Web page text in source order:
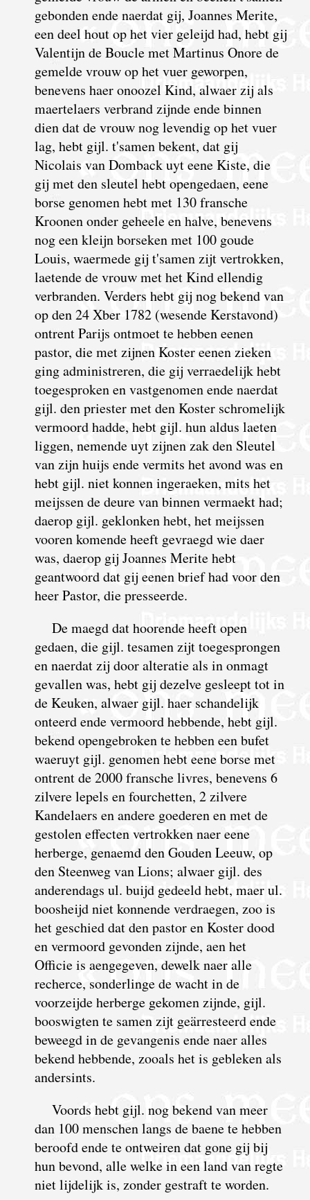
gebonden ende naerdat gij, Joannes Merite,
een deel hout op het vier geleijd had, hebt gij
Valentijn de Boucle met Martinus Onore de
gemelde vrouw op het vuer geworpen,
benevens haer onoozel Kind, alwaer zij als
maertelaers verbrand zijnde ende binnen
dien dat de vrouw nog levendig op het vuer
lag, hebt gijl. t'samen bekent, dat gij
Nicolais van Domback uyt eene Kiste, die
gij met den sleutel hebt opengedaen, eene
borse genomen hebt met 130 fransche
Kroonen onder geheele en halve, benevens
nog een kleijn borseken met 100 goude
Louis, waermede gij t'samen zijt vertrokken,
laetende de vrouw met het Kind ellendig
verbranden. Verders hebt gij nog bekend van
op den 24 Xber 1782 (wesende Kerstavond)
ontrent Parijs ontmoet te hebben eenen
pastor, die met zijnen Koster eenen zieken
ging administreren, die gij verraedelijk hebt
toegesproken en vastgenomen ende naerdat
gijl. den priester met den Koster schromelijk
vermoord hadde, hebt gijl. hun aldus laeten
liggen, nemende uyt zijnen zak den Sleutel
van zijn huijs ende vermits het avond was en
hebt gijl. niet konnen ingeraeken, mits het
meijssen de deure van binnen vermaekt had;
daerop gijl. geklonken hebt, het meijssen
vooren komende heeft gevraegd wie daer
was, daerop gij Joannes Merite hebt
geantwoord dat gij eenen brief had voor den
heer Pastor, die presseerde.
De maegd dat hoorende heeft open
gedaen, die gijl. tesamen zijt toegesprongen
en naerdat zij door alteratie als in onmagt
gevallen was, hebt gij dezelve gesleept tot in
de Keuken, alwaer gijl. haer schandelijk
onteerd ende vermoord hebbende, hebt gijl.
bekend opengebroken te hebben een bufet
waeruyt gijl. genomen hebt eene borse met
ontrent de 2000 fransche livres, benevens 6
zilvere lepels en fourchetten, 2 zilvere
Kandelaers en andere goederen en met de
gestolen effecten vertrokken naer eene
herberge, genaemd den Gouden Leeuw, op
den Steenweg van Lions; alwaer gijl. des
anderendags ul. buijd gedeeld hebt, maer ul.
boosheijd niet konnende verdraegen, zoo is
het geschied dat den pastor en Koster dood
en vermoord gevonden zijnde, aen het
Officie is aengegeven, dewelk naer alle
recherce, sonderlinge de wacht in de
voorzeijde herberge gekomen zijnde, gijl.
booswigten te samen zijt geärresteerd ende
beweegd in de gevangenis ende naer alles
bekend hebbende, zooals het is gebleken als
andersints.
Voords hebt gijl. nog bekend van meer
dan 100 menschen langs de baene te hebben
beroofd ende te ontweiren dat gone gij bij
hun bevond, alle welke in een land van regte
niet lijdelijk is, zonder gestraft te worden.